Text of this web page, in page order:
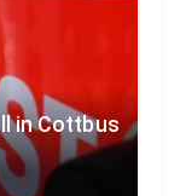
in Cottbus